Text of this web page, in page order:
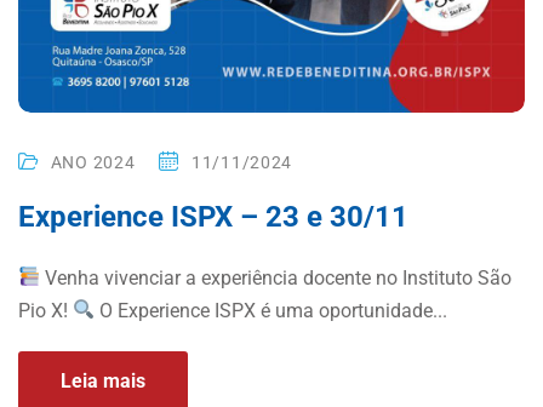
ANO 2024 11/11/2024
Experience ISPX – 23 e 30/11
Venha vivenciar a experiência docente no Instituto São
Pio X!
O Experience ISPX é uma oportunidade...
Leia mais